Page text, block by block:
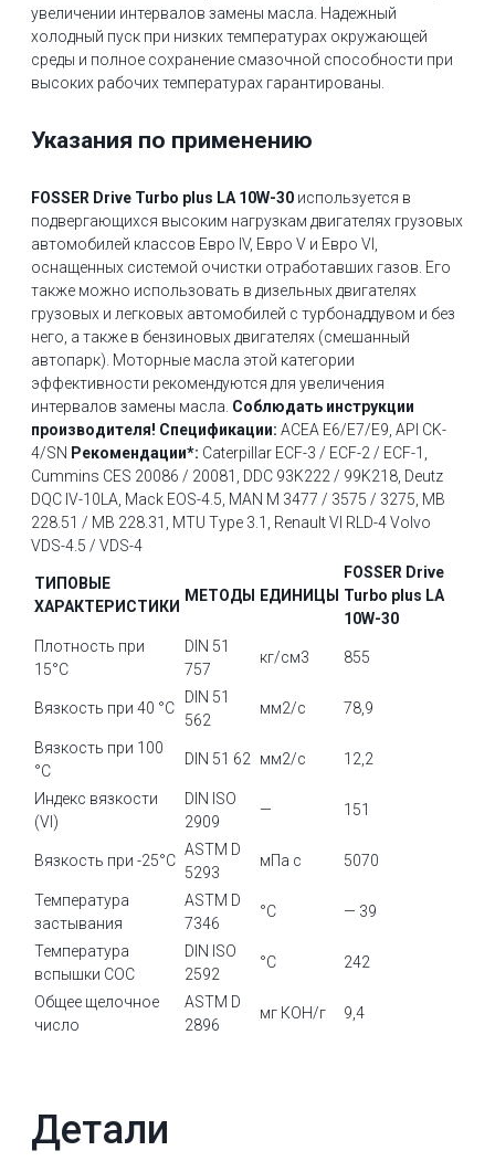
увеличении интервалов замены масла. Надежный
холодный пуск при низких температурах окружающей
среды и полное сохранение смазочной способности при
высоких рабочих температурах гарантированы.
Указания по применению
FOSSER Drive Turbo plus LA 10W-30 используется в
подвергающихся высоким нагрузкам двигателях грузовых
автомобилей классов Евро IV, Евро V и Евро VI,
оснащенных системой очистки отработавших газов. Его
также можно использовать в дизельных двигателях
грузовых и легковых автомобилей с турбонаддувом и без
него, а также в бензиновых двигателях (смешанный
автопарк). Моторные масла этой категории
эффективности рекомендуются для увеличения
интервалов замены масла. Соблюдать инструкции
производителя! Спецификации: ACEA E6/E7/E9, API CK-
4/SN Рекомендации*: Caterpillar ECF-3 / ECF-2 / ECF-1,
Cummins CES 20086 / 20081, DDC 93K222 / 99K218, Deutz
DQC IV-10LA, Mack EOS-4.5, MAN M 3477 / 3575 / 3275, MB
228.51 / MB 228.31, MTU Type 3.1, Renault VI RLD-4 Volvo
VDS-4.5 / VDS-4
ТИПОВЫЕ
ХАРАКТЕРИСТИКИ
МЕТОДЫ ЕДИНИЦЫ
FOSSER Drive
Turbo plus LA
10W-30
Плотность при
15°C
DIN 51
757
кг/см3 855
Вязкость при 40 °C
DIN 51
562
мм2/с 78,9
Вязкость при 100
°C
DIN 51 62 мм2/с 12,2
Индекс вязкости
(VI)
DIN ISO
2909
— 151
Вязкость при -25°C
ASTM D
5293
мПа с 5070
Температура
застывания
ASTM D
7346
°C — 39
Температура
вспышки COC
DIN ISO
2592
°C 242
Общее щелочное
число
ASTM D
2896
мг КОН/г 9,4
Детали